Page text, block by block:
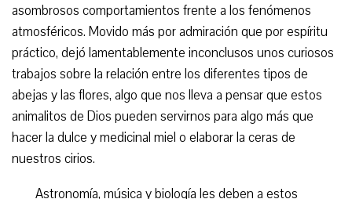
asombrosos comportamientos frente a los fenómenos
atmosféricos. Movido más por admiración que por espíritu
práctico, dejó lamentablemente inconclusos unos curiosos
trabajos sobre la relación entre los diferentes tipos de
abejas y las flores, algo que nos lleva a pensar que estos
animalitos de Dios pueden servirnos para algo más que
hacer la dulce y medicinal miel o elaborar la ceras de
nuestros cirios.
Astronomía, música y biología les deben a estos